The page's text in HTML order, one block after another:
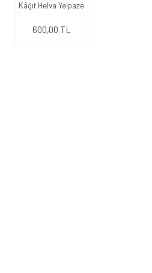
Kâğıt Helva Yelpaze
600,00 TL